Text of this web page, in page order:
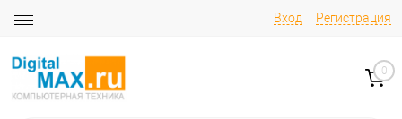
Вход Регистрация
0